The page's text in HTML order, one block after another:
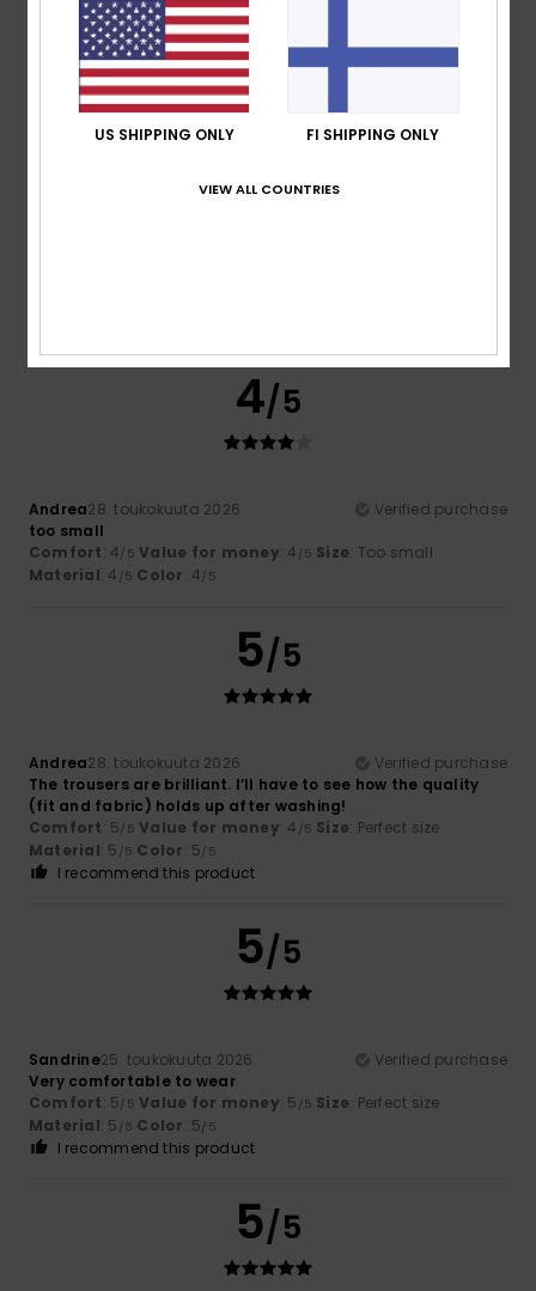
Comfort: 5/5 Value for money
Material: 5/5 Color: 5/5
5
4/5
Andrea28. toukokuuta 2026
Verified purchase
too small
Comfort: 4/5 Value for money: 4 /5 Size: Too small
Material: 4 /5 Color: 4/5
5/5
Andrea28. toukokuuta 2026
Verified purchase
The trousers are brilliant. I’ll have to see how the quality
(fit and fabric) holds up after washing!
Comfort: 5/5 Value for money: 4 /5 Size: Perfect size
Material: 5 /5 Color: 5/5
I recommend this product
5/5
Sandrine25. toukokuuta 2026
Verified purchase
Very comfortable to wear
Comfort: 5/5 Value for money: 5 /5 Size: Perfect size
Material: 5 /5 Color: 5/5
I recommend this product
5/5
US SHIPPING ONLY FI SHIPPING ONLY
VIEW ALL COUNTRIES